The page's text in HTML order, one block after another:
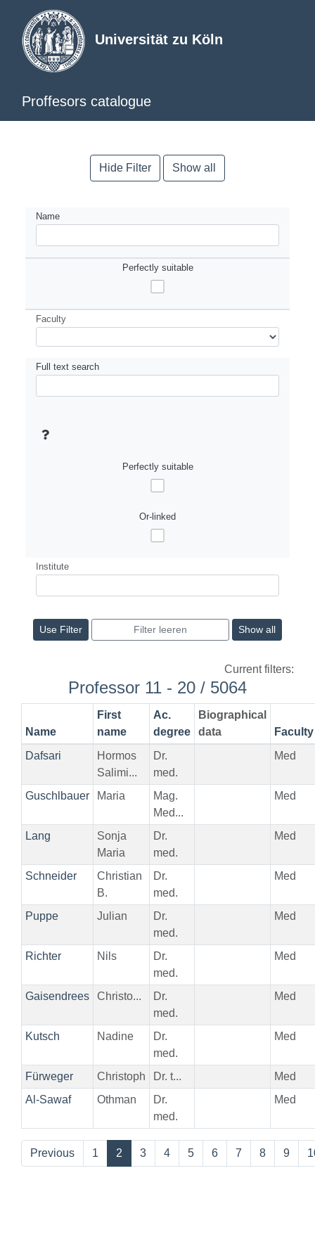
Universität zu Köln
Proffesors catalogue
Hide Filter Show all
Name
Perfectly suitable
Faculty
Full text search
Perfectly suitable
Or-linked
Institute
Show all
Current filters:
Professor 11 - 20 / 5064
Name
First
name
Ac.
degree
Biographical
data
Faculty
Dafsari
Hormos
Salimi...
Dr.
med.
Med
Guschlbauer Maria
Mag.
Med...
Med
Lang
Sonja
Maria
Dr.
med.
Med
Schneider
Christian
B.
Dr.
med.
Med
Puppe Julian
Dr.
med.
Med
Richter Nils
Dr.
med.
Med
Gaisendrees Christo...
Dr.
med.
Med
Kutsch Nadine
Dr.
med.
Med
Fürweger Christoph Dr. t...
Med
Al-Sawaf
Othman
Dr.
med.
Med
Previous 1 2 3 4 5 6 7 8 9